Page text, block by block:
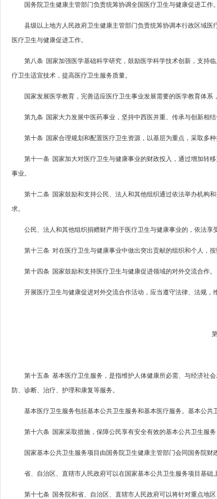
国务院卫生健康主管部门负责统筹协调全国医疗卫生与健康促进工
县级以上地方人民政府卫生健康主管部门负责统筹协调本行政区域
医疗卫生与健康促进工作。
第八条 国家加强医学基础科学研究，鼓励医学科学技术创新，支持
疗卫生适宜技术，提高医疗卫生服务质量。
国家发展医学教育，完善适应医疗卫生事业发展需要的医学教育体系
第九条 国家大力发展中医药事业，坚持中西医并重、传承与创新相
第十条 国家合理规划和配置医疗卫生资源，以基层为重点，采取多
第十一条 国家加大对医疗卫生与健康事业的财政投入，通过增加转
事业。
第十二条 国家鼓励和支持公民、法人和其他组织通过依法举办机构
求。
公民、法人和其他组织捐赠财产用于医疗卫生与健康事业的，依法享
第十三条 对在医疗卫生与健康事业中做出突出贡献的组织和个人，
第十四条 国家鼓励和支持医疗卫生与健康促进领域的对外交流合作。
开展医疗卫生与健康促进对外交流合作活动，应当遵守法律、法规，
第十五条 基本医疗卫生服务，是指维护人体健康所必需、与经济社
防、诊断、治疗、护理和康复等服务。
基本医疗卫生服务包括基本公共卫生服务和基本医疗服务。基本公共
第十六条 国家采取措施，保障公民享有安全有效的基本公共卫生服
国家基本公共卫生服务项目由国务院卫生健康主管部门会同国务院财
省、自治区、直辖市人民政府可以在国家基本公共卫生服务项目基
第十七条 国务院和省、自治区、直辖市人民政府可以将针对重点地